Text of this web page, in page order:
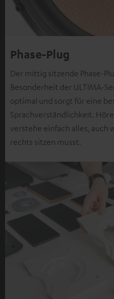
Phase-Plug
Der mittig sitzende Phase-
Besonderheit der ULTIMA-
optimal und sorgt für eine
Sprachverständlichkeit.
verstehe einfach alles, auch
rechts sitzen musst.